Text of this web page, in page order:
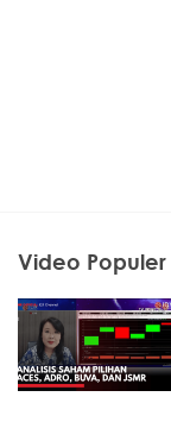
Video Populer